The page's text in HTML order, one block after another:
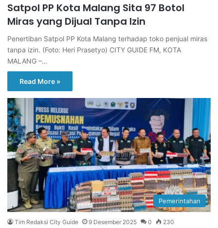
Satpol PP Kota Malang Sita 97 Botol
Miras yang Dijual Tanpa Izin
Penertiban Satpol PP Kota Malang terhadap toko penjual miras
tanpa izin. (Foto: Heri Prasetyo) CITY GUIDE FM, KOTA
MALANG –…
Read More »
Pemerintahan
Tim Redaksi City Guide 9 Desember 2025 0 230